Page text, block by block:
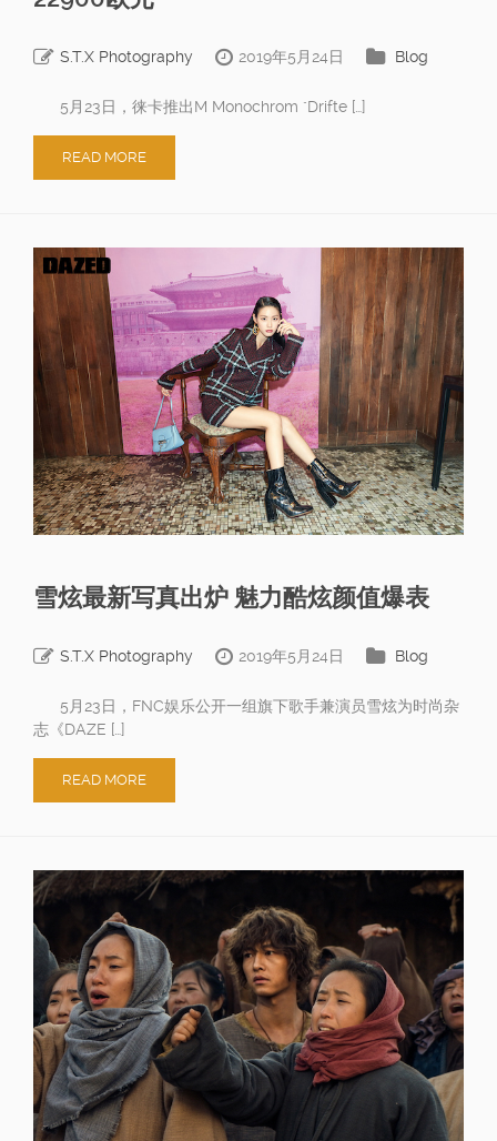
S.T.X Photography 2019年5月24日 Blog
5月23日，徕卡推出M Monochrom "Drifte […]
READ MORE
雪炫最新写真出炉 魅力酷炫颜值爆表
S.T.X Photography 2019年5月24日 Blog
5月23日，FNC娱乐公开一组旗下歌手兼演员雪炫为时尚杂
志《DAZE […]
READ MORE